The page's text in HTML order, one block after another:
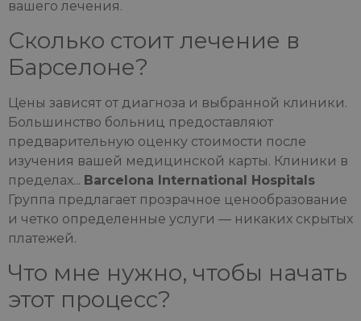
вашего лечения.
Сколько стоит лечение в
Барселоне?
Цены зависят от диагноза и выбранной клиники.
Большинство больниц предоставляют
предварительную оценку стоимости после
изучения вашей медицинской карты. Клиники в
пределах... Barcelona International Hospitals
Группа предлагает прозрачное ценообразование
и четко определенные услуги — никаких скрытых
платежей.
Что мне нужно, чтобы начать
этот процесс?